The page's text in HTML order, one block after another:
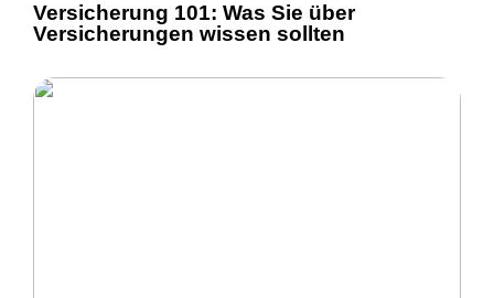
Versicherung 101: Was Sie über
Versicherungen wissen sollten